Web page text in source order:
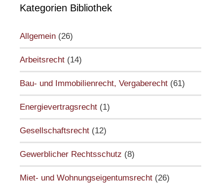
Kategorien Bibliothek
Allgemein (26)
Arbeitsrecht (14)
Bau- und Immobilienrecht, Vergaberecht (61)
Energievertragsrecht (1)
Gesellschaftsrecht (12)
Gewerblicher Rechtsschutz (8)
Miet- und Wohnungseigentumsrecht (26)